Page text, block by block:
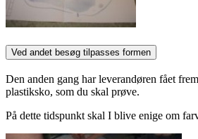
Ved andet besøg tilpasses formen
Den anden gang har leverandøren fået
plastiksko, som du skal prøve.
På dette tidspunkt skal I blive enige om